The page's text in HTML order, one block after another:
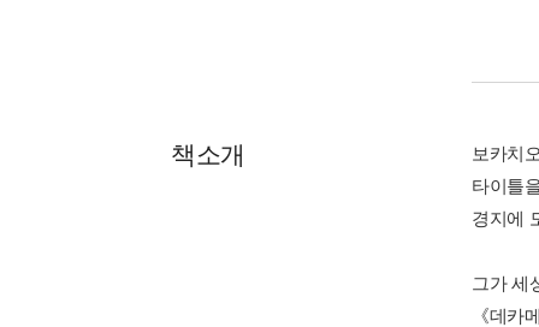
책소개
보카치
타이틀
경지에
그가 세
《데카